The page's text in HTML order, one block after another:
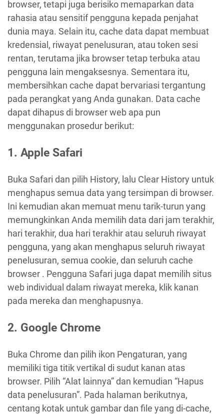
browser, tetapi juga berisiko memaparkan data
rahasia atau sensitif pengguna kepada penjahat
dunia maya. Selain itu, cache data dapat membuat
kredensial, riwayat penelusuran, atau token sesi
rentan, terutama jika browser tetap terbuka atau
pengguna lain mengaksesnya. Sementara itu,
membersihkan cache dapat bervariasi tergantung
pada perangkat yang Anda gunakan. Data cache
dapat dihapus di browser web apa pun
menggunakan prosedur berikut:
1. Apple Safari
Buka Safari dan pilih History, lalu Clear History untuk
menghapus semua data yang tersimpan di browser.
Ini kemudian akan memuat menu tarik-turun yang
memungkinkan Anda memilih data dari jam terakhir,
hari terakhir, dua hari terakhir atau seluruh riwayat
pengguna, yang akan menghapus seluruh riwayat
penelusuran, semua cookie, dan seluruh cache
browser . Pengguna Safari juga dapat memilih situs
web individual dalam riwayat mereka, klik kanan
pada mereka dan menghapusnya.
2. Google Chrome
Buka Chrome dan pilih ikon Pengaturan, yang
memiliki tiga titik vertikal di sudut kanan atas
browser. Pilih “Alat lainnya” dan kemudian “Hapus
data penelusuran”. Pada halaman berikutnya,
centang kotak untuk gambar dan file yang di-cache,